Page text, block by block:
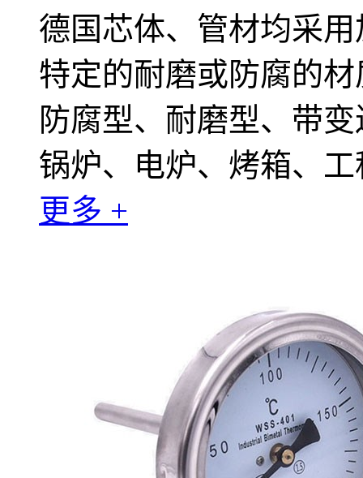
德国芯体、管材均采用
特定的耐磨或防腐的
防腐型、耐磨型、带
锅炉、电炉、烤箱、
更多 +